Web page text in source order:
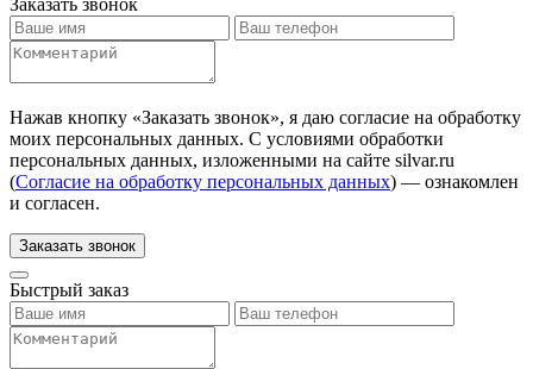
Заказать звонок
Нажав кнопку «Заказать звонок», я даю согласие на обработку
моих персональных данных. С условиями обработки
персональных данных, изложенными на сайте silvar.ru
(Согласие на обработку персональных данных) — ознакомлен
и согласен.
Заказать звонок
Быстрый заказ